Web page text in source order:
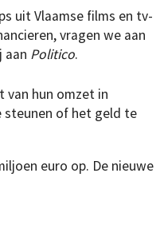
uit Vlaamse films en tv-
vragen we aan
aan Politico.
van hun omzet in
steunen of het geld te
euro op. De nieuwe